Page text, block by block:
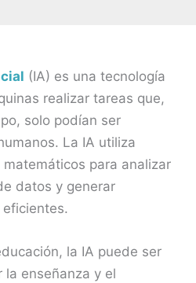
(IA) es una tecnología
realizar tareas que,
solo podían ser
La IA utiliza
para analizar
datos y generar
la IA puede ser
la enseñanza y el